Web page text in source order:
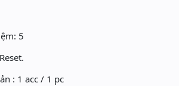
5
: 1 acc / 1 pc